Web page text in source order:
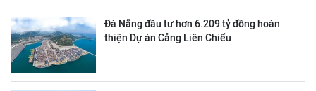
Đà Nẵng đầu tư hơn 6.209 tỷ đồng hoàn
thiện Dự án Cảng Liên Chiểu